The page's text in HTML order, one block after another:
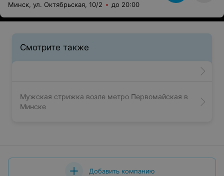
Минск, ул. Октябрьская, 10/2 до 20:00
Смотрите также
Мужская стрижка возле метро Первомайская в
Минске
Добавить компанию